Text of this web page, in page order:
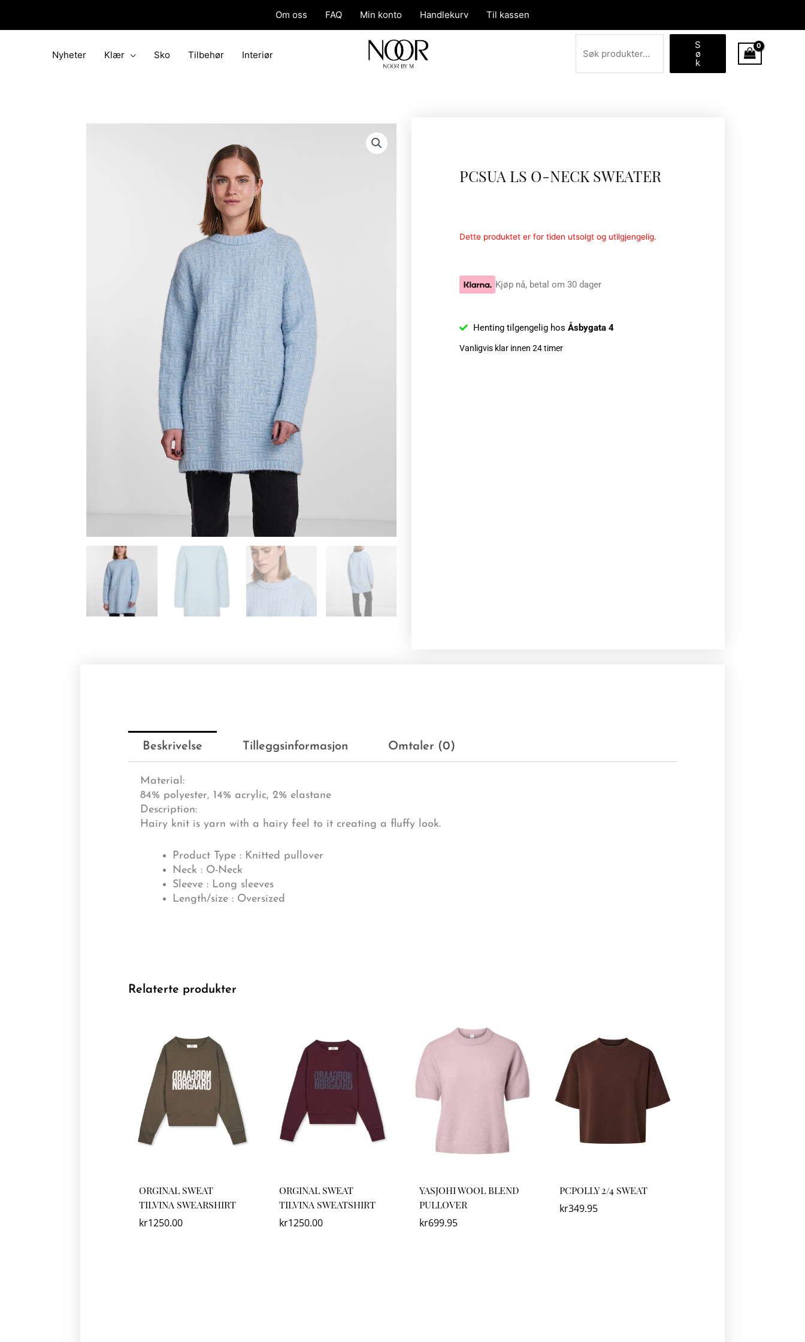
Om oss FAQ Min konto Handlekurv Til kassen
Nyheter Klær Sko Tilbehør Interiør
Søk
S
ø
k
PCSUA LS O-NECK SWEATER
Dette produktet er for tiden utsolgt og utilgjengelig.
Kjøp nå, betal om 30 dager
Henting tilgengelig hos Åsbygata 4
Vanligvis klar innen 24 timer
Beskrivelse Tilleggsinformasjon Omtaler (0)
Material:
84% polyester, 14% acrylic, 2% elastane
Description:
Hairy knit is yarn with a hairy feel to it creating a fluffy look.
Product Type : Knitted pullover
Neck : O-Neck
Sleeve : Long sleeves
Length/size : Oversized
Relaterte produkter
ORGINAL SWEAT
TILVINA SWEARSHIRT
kr1250.00
ORGINAL SWEAT
TILVINA SWEATSHIRT
kr1250.00
YASJOHI WOOL BLEND
PULLOVER
kr699.95
PCPOLLY 2/4 SWEAT
kr349.95